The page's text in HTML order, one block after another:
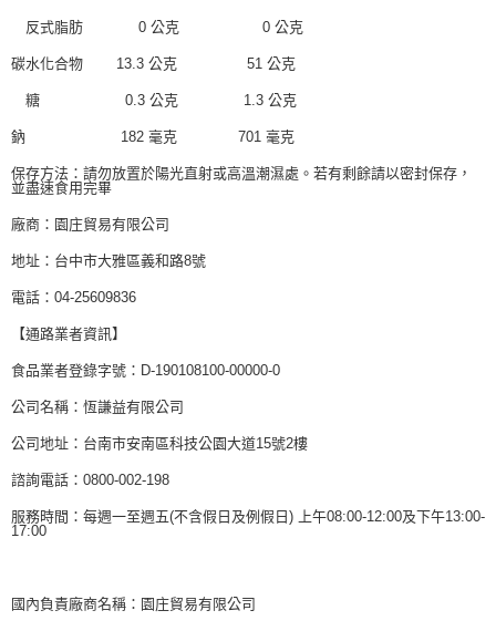
反式脂肪 0 公克 0 公克
碳水化合物 13.3 公克 51 公克
糖 0.3 公克 1.3 公克
鈉 182 毫克 701 毫克
保存方法：請勿放置於陽光直射或高溫潮濕處。若有剩餘請以密封保存，
並盡速食用完畢
廠商：園庄貿易有限公司
地址：台中市大雅區義和路8號
電話：04-25609836
【通路業者資訊】
食品業者登錄字號：D-190108100-00000-0
公司名稱：恆謙益有限公司
公司地址：台南市安南區科技公園大道15號2樓
諮詢電話：0800-002-198
服務時間：每週一至週五(不含假日及例假日) 上午08:00-12:00及下午13:00-
17:00
國內負責廠商名稱：園庄貿易有限公司